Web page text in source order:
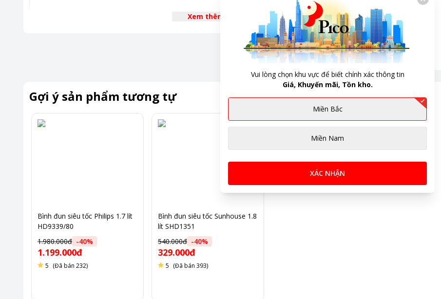
Xem thêm
Gợi ý sản phẩm tương tự
Bình đun siêu tốc Philips 1.7 lít
HD9339/80
1.980.000đ -40%
1.199.000đ
5 (Đã bán 232)
Bình đun siêu tốc Sunhouse 1.8
lít SHD1351
540.000đ -40%
329.000đ
5 (Đã bán 393)
Vui lòng chọn khu vực để biết chính xác thông tin
Giá, Khuyến mãi, Tồn kho.
Miền Bắc
Miền Nam
XÁC NHẬN